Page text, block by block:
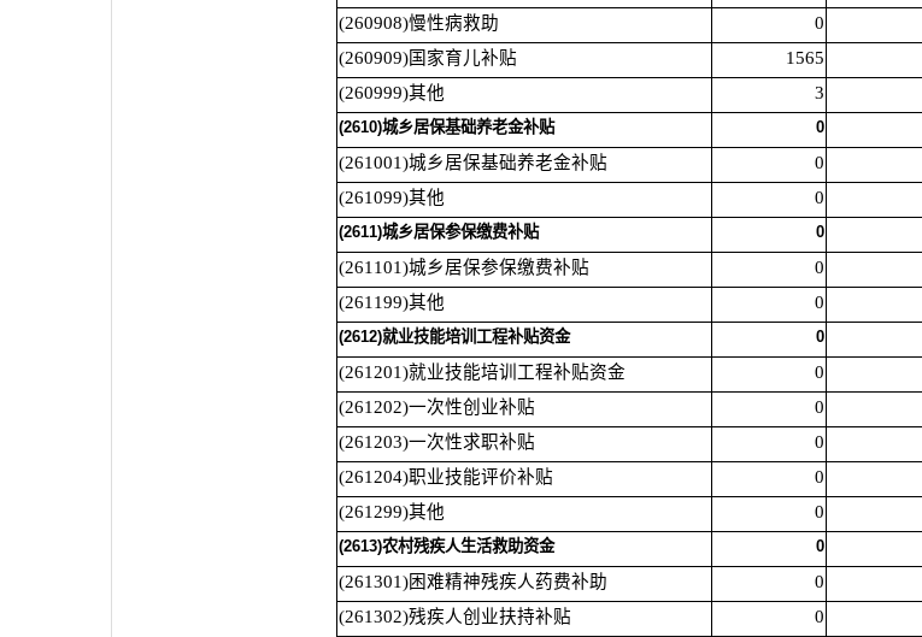
(260908)慢性病救助
0
(260909)国家育儿补贴
1565
(260999)其他
3
(2610)城乡居保基础养老金补贴 0
(261001)城乡居保基础养老金补贴 0
(261099)其他
0
(2611)城乡居保参保缴费补贴 0
(261101)城乡居保参保缴费补贴 0
(261199)其他
0
(2612)就业技能培训工程补贴资金 0
(261201)就业技能培训工程补贴资金 0
(261202)一次性创业补贴
0
(261203)一次性求职补贴
0
(261204)职业技能评价补贴
0
(261299)其他
0
(2613)农村残疾人生活救助资金 0
(261301)困难精神残疾人药费补助 0
(261302)残疾人创业扶持补贴
0